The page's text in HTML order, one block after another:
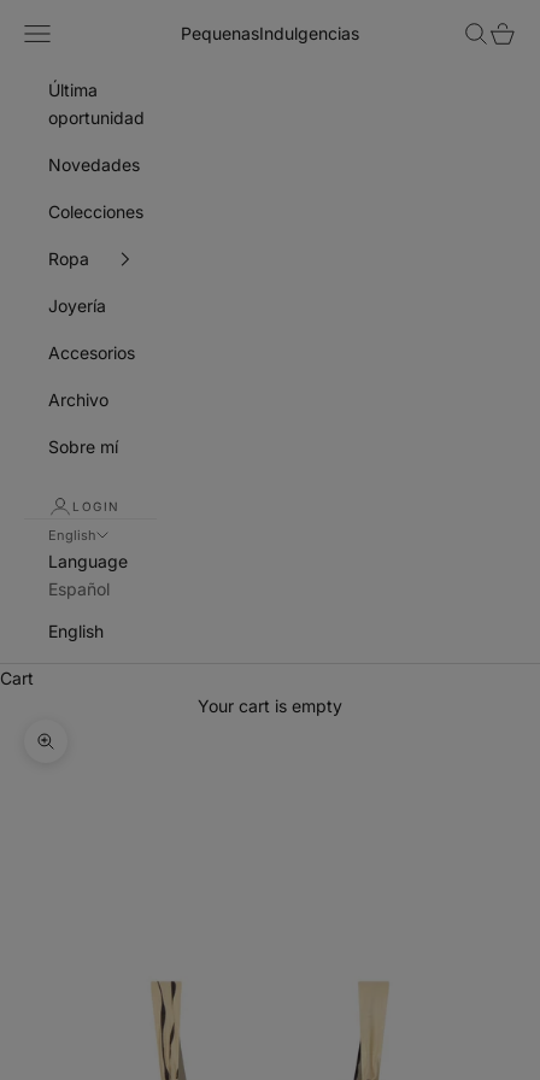
PequenasIndulgencias
Navigation menu Search
Cart
Última
oportunidad
Novedades
Colecciones
Ropa
Joyería
Accesorios
Archivo
Sobre mí
LOGIN
English
Language
Español
English
Cart
Your cart is empty
Zoom picture